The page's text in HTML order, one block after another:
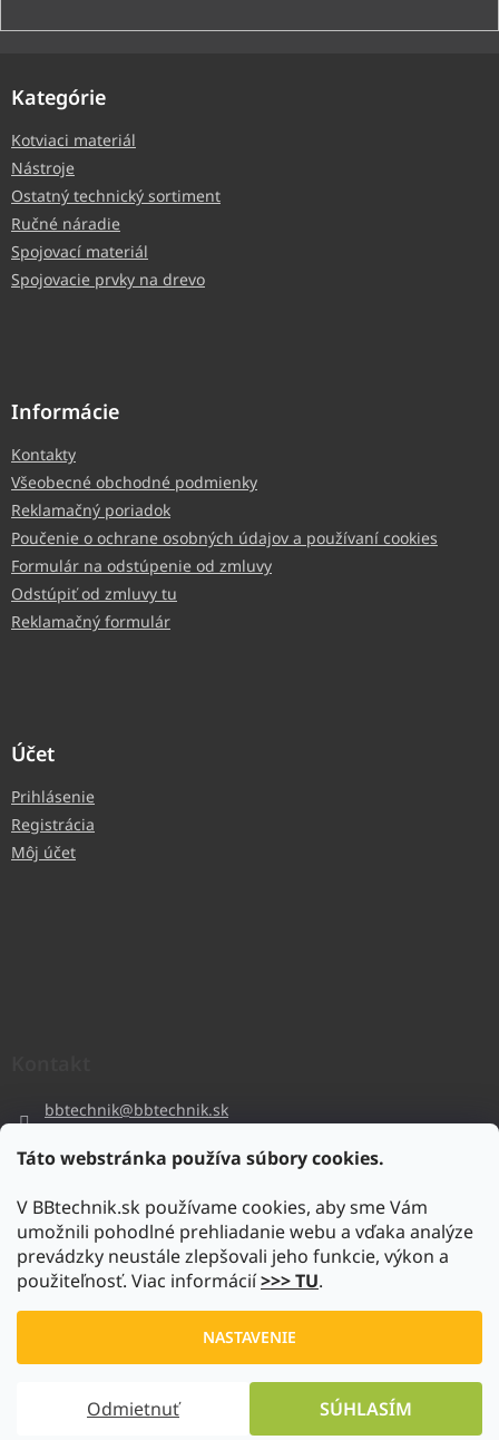
Táto webstránka používa súbory cookies.
V BBtechnik.sk používame cookies, aby sme Vám
umožnili pohodlné prehliadanie webu a vďaka analýze
prevádzky neustále zlepšovali jeho funkcie, výkon a
použiteľnosť. Viac informácií>>> TU.
NASTAVENIE
Odmietnuť SÚHLASÍM
Kategórie
Kotviaci materiál
Nástroje
Ostatný technický sortiment
Ručné náradie
Spojovací materiál
Spojovacie prvky na drevo
Informácie
Kontakty
Všeobecné obchodné podmienky
Reklamačný poriadok
Poučenie o ochrane osobných údajov a používaní cookies
Formulár na odstúpenie od zmluvy
Odstúpiť od zmluvy tu
Reklamačný formulár
Účet
Prihlásenie
Registrácia
Môj účet
bbtechnik@bbtechnik.sk
bbtechnik
https://www.youtube.com/@bb-techniks.r.o.7746
www.bbtechnik.sk. Všetky práva vyhradené.
Upraviť nastavenie cookies